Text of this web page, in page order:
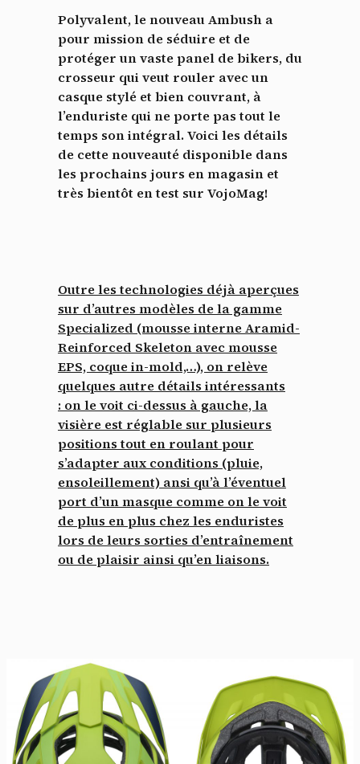
Polyvalent, le nouveau Ambush a
pour mission de séduire et de
protéger un vaste panel de bikers, du
crosseur qui veut rouler avec un
casque stylé et bien couvrant, à
l’enduriste qui ne porte pas tout le
temps son intégral. Voici les détails
de cette nouveauté disponible dans
les prochains jours en magasin et
très bientôt en test sur VojoMag!
Outre les technologies déjà aperçues
sur d’autres modèles de la gamme
Specialized (mousse interne Aramid-
Reinforced Skeleton avec mousse
EPS, coque in-mold,…), on relève
quelques autre détails intéressants
: on le voit ci-dessus à gauche,la
visière est réglable sur plusieurs
positions tout en roulant pour
s’adapter aux conditions (pluie,
ensoleillement) ansi qu’à l’éventuel
port d’un masque comme on le voit
de plus en plus chez les enduristes
lors de leurs sorties d’entraînement
ou de plaisir ainsi qu’en liaisons.